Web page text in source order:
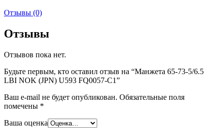
Отзывы (0)
Отзывы
Отзывов пока нет.
Будьте первым, кто оставил отзыв на “Манжета 65-73-5/6.5
LBI NOK (JPN) U593 FQ0057-C1”
Ваш e-mail не будет опубликован. Обязательные поля
помечены *
Ваша оценка